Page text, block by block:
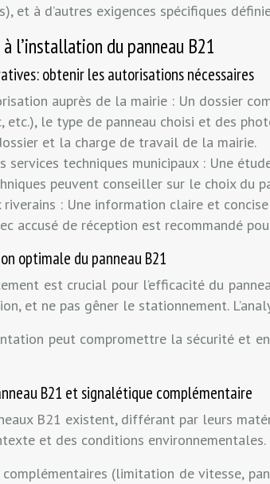
et à d’autres exigences spécifiques
l’installation du panneau B21
obtenir les autorisations nécessaires
auprès de la mairie : Un dossier
le type de panneau choisi et des
et la charge de travail de la mairie.
services techniques municipaux : Une
peuvent conseiller sur le choix du
: Une information claire et
accusé de réception est recommandé
optimale du panneau B21
est crucial pour l’efficacité du
et ne pas gêner le stationnement.
peut compromettre la sécurité et
B21 et signalétique complémentaire
B21 existent, différant par leurs
et des conditions
complémentaires (limitation de vitesse,